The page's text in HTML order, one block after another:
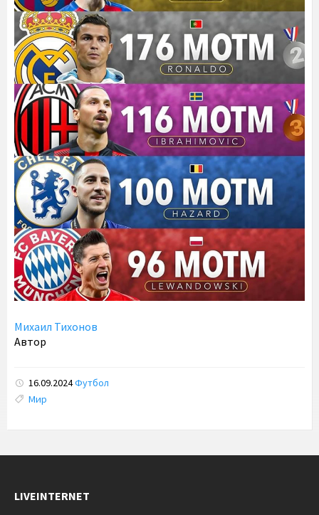
Михаил Тихонов
Автор
16.09.2024Футбол
Tags:
Мир
LIVEINTERNET